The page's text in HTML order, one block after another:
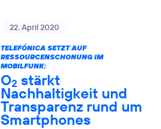
22. April 2020
TELEFÓNICA SETZT AUF
RESSOURCENSCHONUNG IM
MOBILFUNK:
O2 stärkt
Nachhaltigkeit und
Transparenz rund um
Smartphones